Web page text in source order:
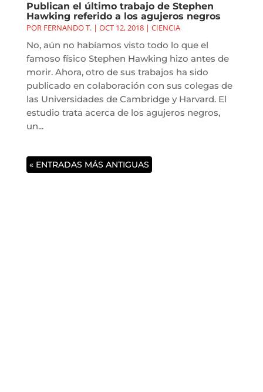
Publican el último trabajo de Stephen
Hawking referido a los agujeros negros
POR FERNANDO T.| OCT 12, 2018| CIENCIA
No, aún no habíamos visto todo lo que el
famoso físico Stephen Hawking hizo antes de
morir. Ahora, otro de sus trabajos ha sido
publicado en colaboración con sus colegas de
las Universidades de Cambridge y Harvard. El
estudio trata acerca de los agujeros negros,
un...
« ENTRADAS MÁS ANTIGUAS